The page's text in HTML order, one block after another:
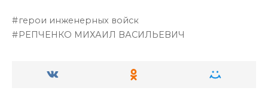
герои инженерных войск
РЕПЧЕНКО МИХАИЛ ВАСИЛЬЕВИЧ